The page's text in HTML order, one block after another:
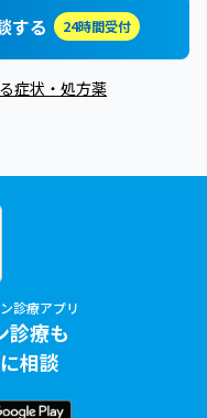
する 24時間受付
症状・処方薬
診療アプリ
診療も
相談